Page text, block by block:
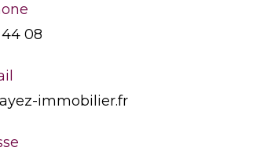
08
immobilier.fr